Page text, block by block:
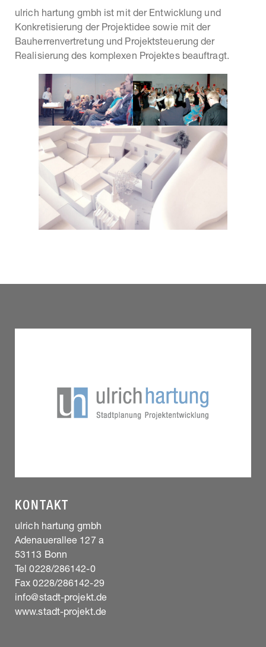
ulrich hartung gmbh ist mit der Entwicklung und
Konkretisierung der Projektidee sowie mit der
Bauherrenvertretung und Projektsteuerung der
Realisierung des komplexen Projektes beauftragt.
KONTAKT
ulrich hartung gmbh
Adenauerallee 127 a
53113 Bonn
Tel 0228/286142-0
Fax 0228/286142-29
info@stadt-projekt.de
www.stadt-projekt.de